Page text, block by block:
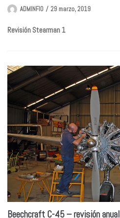
ADMINFIO 29 marzo, 2019
Revisión Stearman 1
Beechcraft C-45 – revisión anual